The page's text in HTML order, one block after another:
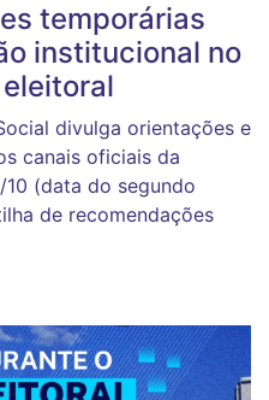
temporárias
institucional no
divulga orientações e
canais oficiais da
(data do segundo
de recomendações